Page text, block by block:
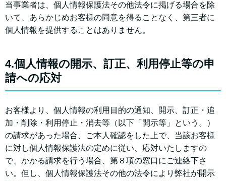
当事業者は、個人情報保護法その他法令に掲げる場合を除
いて、あらかじめお客様の同意を得ることなく、第三者に
個人情報を提供することはありません。
4.個人情報の開示、訂正、利用停止等の申
請への応対
お客様より、個人情報の利用目的の通知、開示、訂正・追
加・削除・利用停止・消去等（以下「開示等」という。）
の請求があった場合、ご本人確認をした上で、当該お客様
に対し個人情報保護法の定めに従い、応対いたしますの
で、かかる請求を行う場合、第８項の窓口にご連絡下さ
い。但し、個人情報保護法その他の法令により弊社が開示